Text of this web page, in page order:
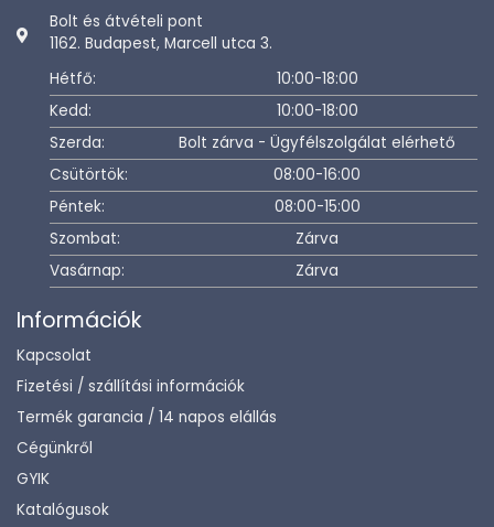
Bolt és átvételi pont
1162. Budapest, Marcell utca 3.
Hétfő:
10:00-18:00
Kedd:
10:00-18:00
Szerda:
Bolt zárva - Ügyfélszolgálat elérhető
Csütörtök:
08:00-16:00
Péntek:
08:00-15:00
Szombat:
Zárva
Vasárnap:
Zárva
Információk
Kapcsolat
Fizetési / szállítási információk
Termék garancia / 14 napos elállás
Cégünkről
GYIK
Katalógusok